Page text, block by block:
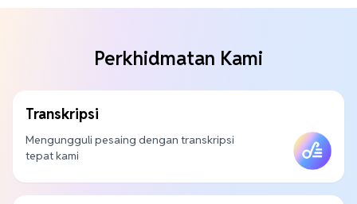
Perkhidmatan Kami
Transkripsi
Mengungguli pesaing dengan transkripsi
tepat kami